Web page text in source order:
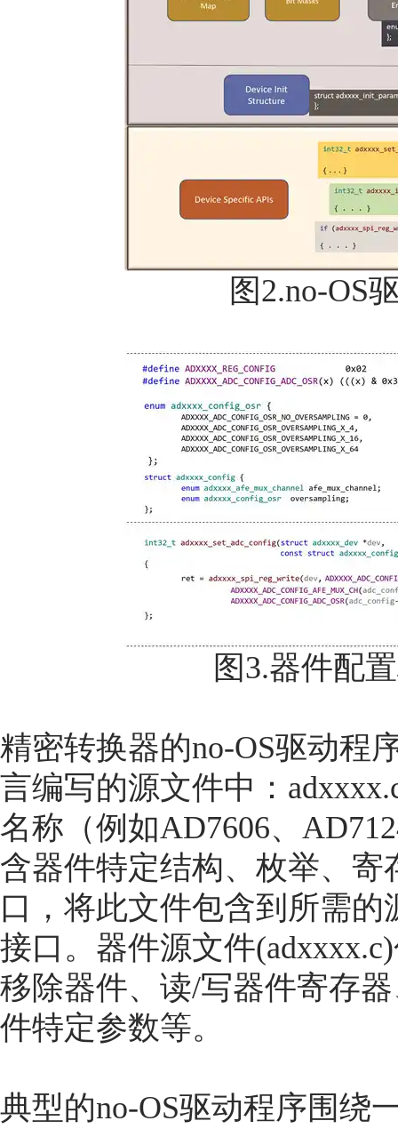
图2.no-OS
图3.器件配
精密转换器的no-OS驱动程
言编写的源文件中：
名称（例如AD7606、
含器件特定结构、枚举、
口，将此文件包含到所需
接口。器件源文件
移除器件、读/写器件寄存
件特定参数等。
典型的no-OS驱动程序围绕